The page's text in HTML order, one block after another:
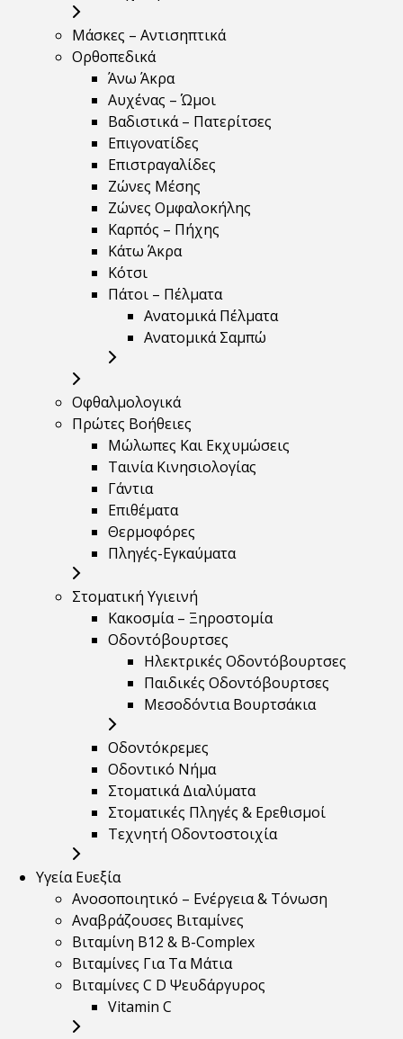
Μάσκες – Αντισηπτικά
Ορθοπεδικά
Άνω Άκρα
Αυχένας – Ώμοι
Βαδιστικά – Πατερίτσες
Επιγονατίδες
Επιστραγαλίδες
Ζώνες Μέσης
Ζώνες Ομφαλοκήλης
Καρπός – Πήχης
Κάτω Άκρα
Κότσι
Πάτοι – Πέλματα
Ανατομικά Πέλματα
Ανατομικά Σαμπώ
Οφθαλμολογικά
Πρώτες Βοήθειες
Μώλωπες Και Εκχυμώσεις
Ταινία Κινησιολογίας
Γάντια
Επιθέματα
Θερμοφόρες
Πληγές-Εγκαύματα
Στοματική Υγιεινή
Κακοσμία – Ξηροστομία
Οδοντόβουρτσες
Ηλεκτρικές Οδοντόβουρτσες
Παιδικές Οδοντόβουρτσες
Μεσοδόντια Βουρτσάκια
Οδοντόκρεμες
Οδοντικό Νήμα
Στοματικά Διαλύματα
Στοματικές Πληγές & Ερεθισμοί
Τεχνητή Οδοντοστοιχία
Υγεία Ευεξία
Ανοσοποιητικό – Ενέργεια & Τόνωση
Αναβράζουσες Βιταμίνες
Βιταμίνη B12 & Β-Complex
Βιταμίνες Για Τα Μάτια
Βιταμίνες C D Ψευδάργυρος
Vitamin C